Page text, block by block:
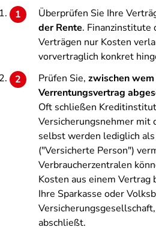
Überprüfen Sie Ihre
der Rente. Finanzinstitute
Verträgen nur Kosten
vorvertraglich konkret
Prüfen Sie, zwischen
Verrentungsvertrag
Oft schließen
Versicherungsnehmer mit
selbst werden lediglich
("Versicherte Person")
Verbraucherzentralen
Kosten aus einem
Ihre Sparkasse oder
abschließt.